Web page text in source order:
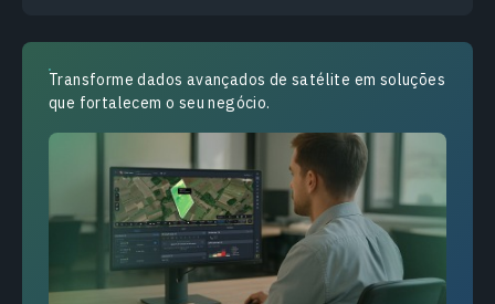
Transforme dados avançados de satélite em soluções
que fortalecem o seu negócio.